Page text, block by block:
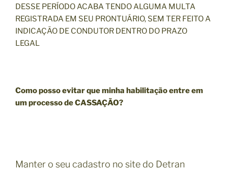
DESSE PERÍODO ACABA TENDO ALGUMA MULTA
REGISTRADA EM SEU PRONTUÁRIO, SEM TER FEITO A
INDICAÇÃO DE CONDUTOR DENTRO DO PRAZO
LEGAL
Como posso evitar que minha habilitação entre em
um processo de CASSAÇÃO?
Manter o seu cadastro no site do Detran